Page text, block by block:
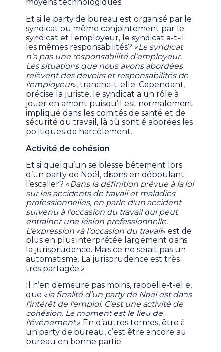
moyens technologiques.
Et si le party de bureau est organisé par le
syndicat ou même conjointement par le
syndicat et l’employeur, le syndicat a-t-il
les mêmes responsabilités? «Le syndicat
n'a pas une responsabilité d'employeur.
Les situations que nous avons abordées
relèvent des devoirs et responsabilités de
l'employeur», tranche-t-elle. Cependant,
précise la juriste, le syndicat a un rôle à
jouer en amont puisqu’il est normalement
impliqué dans les comités de santé et de
sécurité du travail, là où sont élaborées les
politiques de harcèlement.
Activité de cohésion
Et si quelqu’un se blesse bêtement lors
d’un party de Noël, disons en déboulant
l’escalier? «Dans la définition prévue à la loi
sur les accidents de travail et maladies
professionnelles, on parle d'un accident
survenu à l'occasion du travail qui peut
entraîner une lésion professionnelle.
L’expression «à l'occasion du travail» est de
plus en plus interprétée largement dans
la jurisprudence. Mais ce ne serait pas un
automatisme. La jurisprudence est très
très partagée.»
Il n’en demeure pas moins, rappelle-t-elle,
que «la finalité d’un party de Noël est dans
l'intérêt de l’emploi. C'est une activité de
cohésion. Le moment est le lieu de
l'événement.» En d’autres termes, être à
un party de bureau, c’est être encore au
bureau en bonne partie.